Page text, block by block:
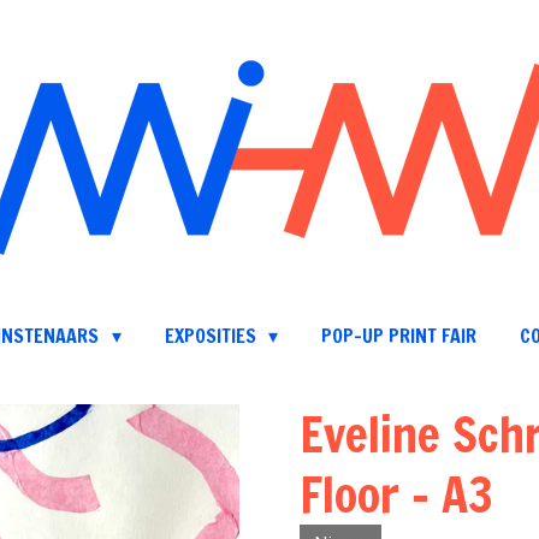
EXPOSITIES POP-UP PRINT FAIR
Eveline
Floor - A3